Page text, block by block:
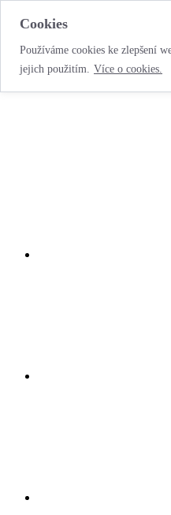
Cookies
Používáme cookies ke zlepšení
jejich použitím. Více o cookies.